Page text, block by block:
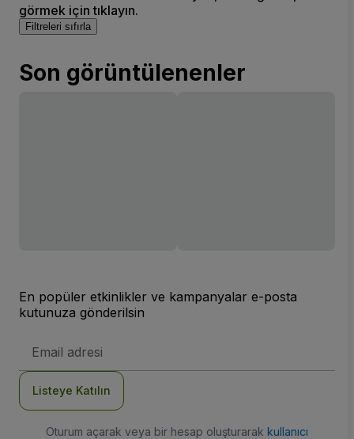
görmek için tıklayın.
Filtreleri sıfırla
Son görüntülenenler
En popüler etkinlikler ve kampanyalar e-posta
kutunuza gönderilsin
posta
Listeye Katılın
Oturum açarak veya bir hesap oluşturarak kullanıcı